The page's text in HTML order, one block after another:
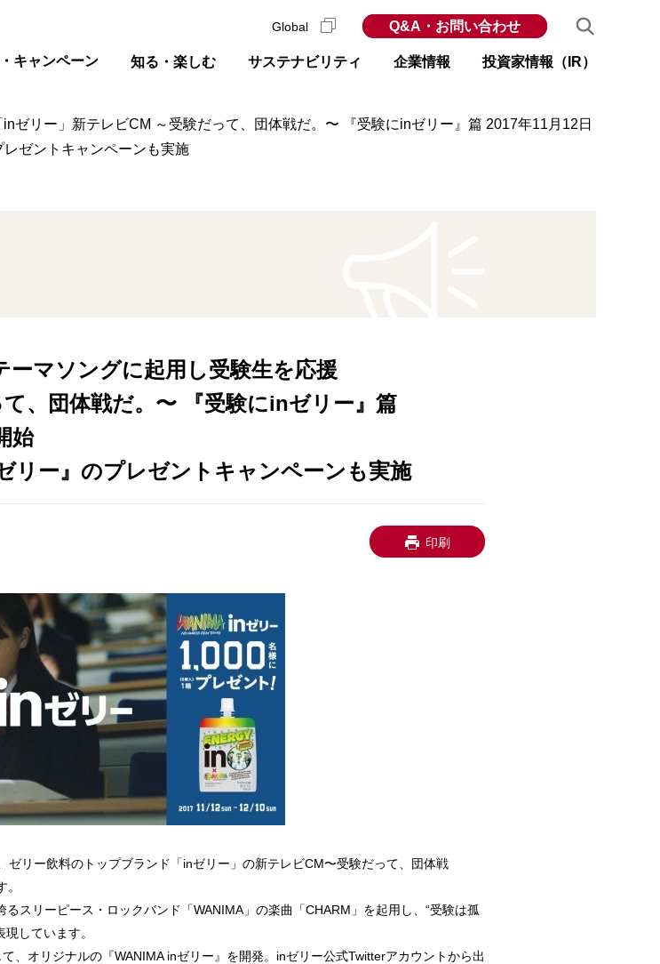
キャンペーン 知る・楽しむ サステナビリティ 企業情報 投資家情報（IR）
Global Q&A・お問い合わせ
ゼリー」新テレビCM ～受験だって、団体戦だ。〜 『受験にinゼリー』篇 2017年11月12日
レゼントキャンペーンも実施
マソングに起用し受験生を応援
、団体戦だ。〜 『受験にinゼリー』篇
始
リー』のプレゼントキャンペーンも実施
印刷
リー飲料のトップブランド「inゼリー」の新テレビCM〜受験だって、団体戦
スリーピース・ロックバンド「WANIMA」の楽曲「CHARM」を起用し、“受験は孤
しています。
、オリジナルの『WANIMA inゼリー』を開発。inゼリー公式Twitterアカウントから出